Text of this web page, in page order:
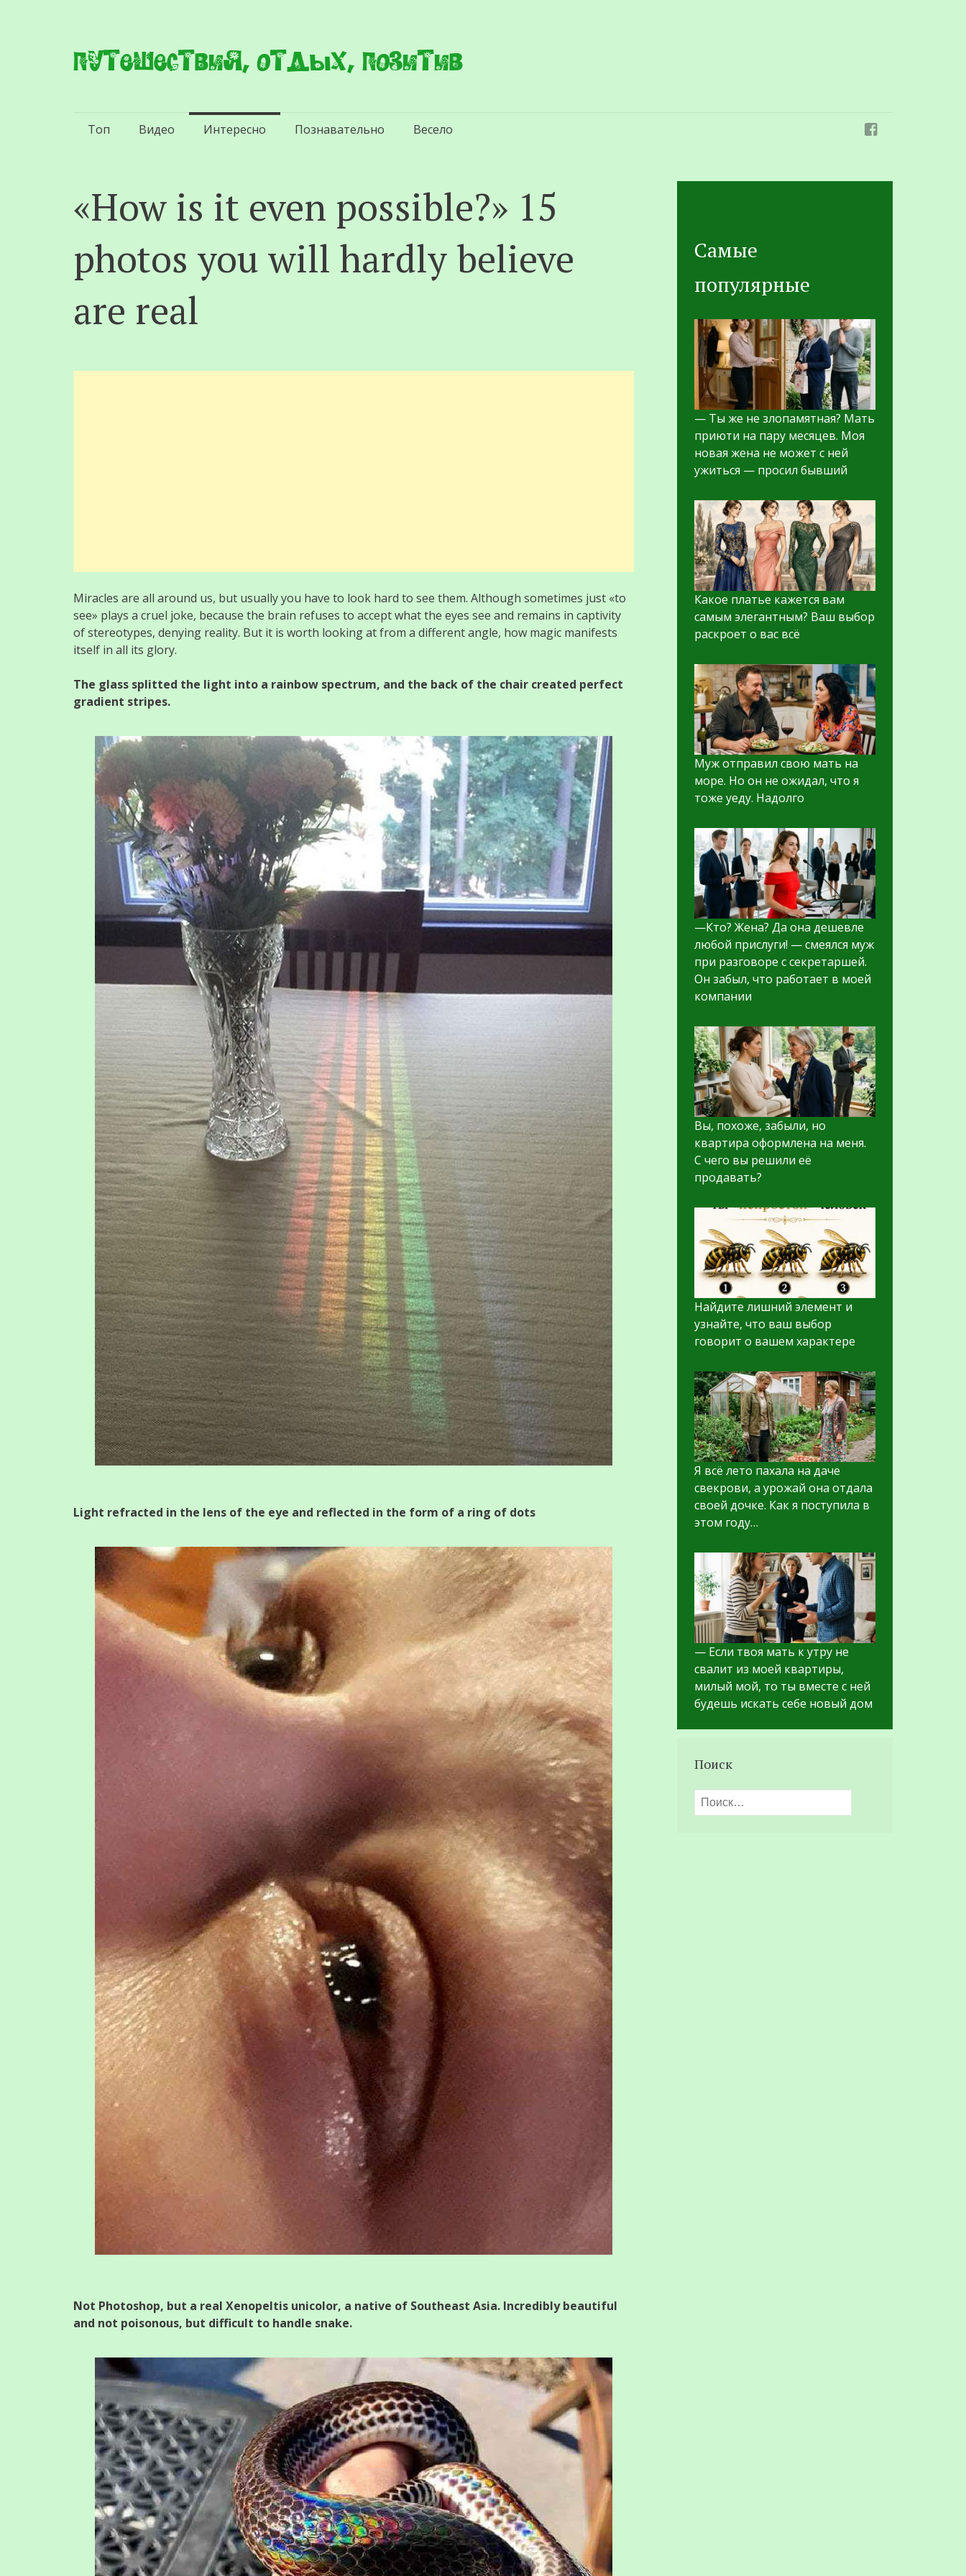
Путешествия, отдых, позитив
Перейти
Топ Видео Интересно Познавательно Весело
«How is it even possible?» 15
photos you will hardly believe
are real
Miracles are all around us, but usually you have to look hard to see them. Although sometimes just «to
see» plays a cruel joke, because the brain refuses to accept what the eyes see and remains in captivity
of stereotypes, denying reality. But it is worth looking at from a different angle, how magic manifests
itself in all its glory.
The glass splitted the light into a rainbow spectrum, and the back of the chair created perfect
gradient stripes.
Light refracted in the lens of the eye and reflected in the form of a ring of dots
Not Photoshop, but a real Xenopeltis unicolor, a native of Southeast Asia. Incredibly beautiful
and not poisonous, but difficult to handle snake.
Самые
популярные
— Ты же не злопамятная? Мать
приюти на пару месяцев. Моя
новая жена не может с ней
ужиться — просил бывший
Какое платье кажется вам
самым элегантным? Ваш выбор
раскроет о вас всё
Муж отправил свою мать на
море. Но он не ожидал, что я
тоже уеду. Надолго
—Кто? Жена? Да она дешевле
любой прислуги! — смеялся муж
при разговоре с секретаршей.
Он забыл, что работает в моей
компании
Вы, похоже, забыли, но
квартира оформлена на меня.
С чего вы решили её
продавать?
Найдите лишний элемент и
узнайте, что ваш выбор
говорит о вашем характере
Я всё лето пахала на даче
свекрови, а урожай она отдала
своей дочке. Как я поступила в
этом году…
— Если твоя мать к утру не
свалит из моей квартиры,
милый мой, то ты вместе с ней
будешь искать себе новый дом
Поиск
Найти: